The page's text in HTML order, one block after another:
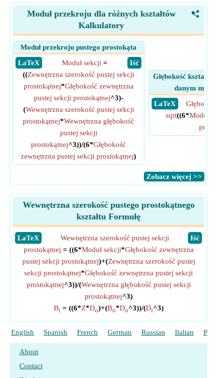
<
Moduł przekroju dla różnych kształtów
Kalkulatory
Moduł przekroju pustego prostokąta
​ LaTeX
​ Iść
Moduł sekcji =
((Zewnętrzna szerokość pustej sekcji
prostokątnej*Głębokość zewnętrzna
pustej sekcji prostokątnej^3)-
(Wewnętrzna szerokość pustej sekcji
prostokątnej*Wewnętrzna głębokość
pustej sekcji
prostokątnej^3))/(6*Głębokość
zewnętrzna pustej sekcji prostokątnej)
Głębokość
danym
​ LaTeX
sqrt((6*Moduł
​Zobacz więcej >>
Wewnętrzna szerokość pustego prostokątnego
kształtu Formułę
​LaTeX ​Iść
Wewnętrzna szerokość pustej sekcji
prostokątnej = ((6*Moduł sekcji*Głębokość zewnętrzna
pustej sekcji prostokątnej)+(Zewnętrzna szerokość pustej
sekcji prostokątnej*Głębokość zewnętrzna pustej sekcji
prostokątnej^3))/(Wewnętrzna głębokość pustej sekcji
prostokątnej^3)
Bi = ((6*Z*Do)+(Bo*Do^3))/(Di^3)
English Spanish French German Russian Italian
About
Contact